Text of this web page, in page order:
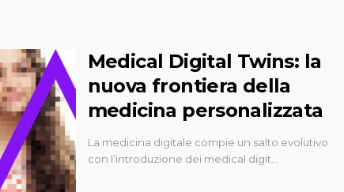
Medical Digital Twins: la
nuova frontiera della
medicina personalizzata
La medicina digitale compie un salto evolutivo
con l’introduzione dei medical digit…